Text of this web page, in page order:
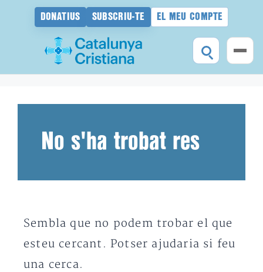
DONATIUS SUBSCRIU-TE EL MEU COMPTE
No s'ha trobat res
Sembla que no podem trobar el que
esteu cercant. Potser ajudaria si feu
una cerca.